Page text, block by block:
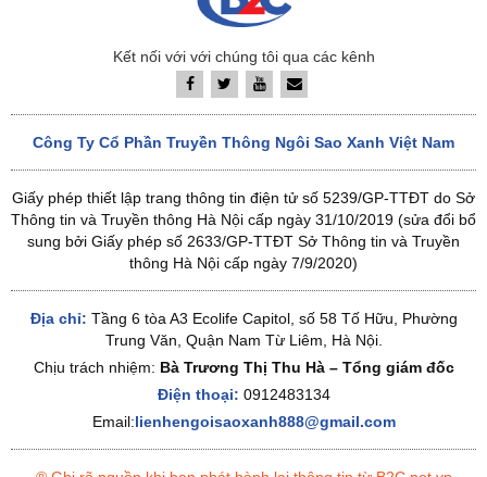
Kết nối với với chúng tôi qua các kênh
Công Ty Cổ Phần Truyền Thông Ngôi Sao Xanh Việt Nam
Giấy phép thiết lập trang thông tin điện tử số 5239/GP-TTĐT do Sở
Thông tin và Truyền thông Hà Nội cấp ngày 31/10/2019 (sửa đổi bổ
sung bởi Giấy phép số 2633/GP-TTĐT Sở Thông tin và Truyền
thông Hà Nội cấp ngày 7/9/2020)
Địa chỉ: Tầng 6 tòa A3 Ecolife Capitol, số 58 Tố Hữu, Phường
Trung Văn, Quận Nam Từ Liêm, Hà Nội.
Chịu trách nhiệm: Bà Trương Thị Thu Hà – Tổng giám đốc
Điện thoại: 0912483134
Email:lienhengoisaoxanh888@gmail.com